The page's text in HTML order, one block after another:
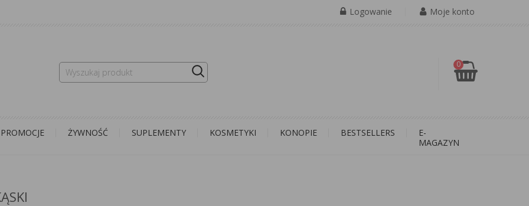
Logowanie Moje konto
0
PROMOCJE ŻYWNOŚĆ SUPLEMENTY KOSMETYKI KONOPIE BESTSELLERS
E-
MAGAZYN